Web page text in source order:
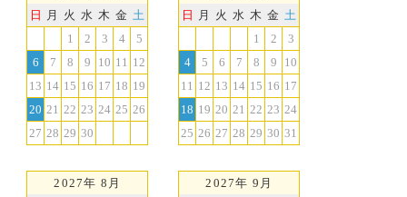
日
月 火 水 木 金 土
1
2 3 4
5
6
7 8 9 10 11 12
13 14 15 16 17 18 19
20 21 22 23 24 25 26
27 28 29 30
日
月 火 水 木 金 土
1
2
3
4
5 6 7 8 9
10
11 12 13 14 15 16 17
18 19 20 21 22 23 24
25 26 27 28 29 30 31
2027年 8月
2027年 9月